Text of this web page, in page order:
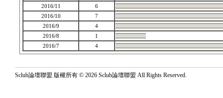
2016/11
6
2016/10
7
2016/9
4
2016/8
1
2016/7
4
Sclub論壇聯盟 版權所有 © 2026 Sclub論壇聯盟 All Rights Reserved.